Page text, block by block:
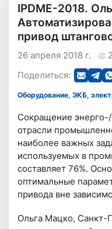
IPDME-2018.
привод
26 апреля 2018 г.
Поделиться:
Оборудование, ЭКБ,
Сокращение энерго-/
отрасли
наиболее важных
используемых в
составляет 76%.
оптимальные
привода вне
Ольга Мацко, Санкт-